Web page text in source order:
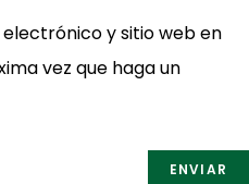
y sitio web en
vez que haga un